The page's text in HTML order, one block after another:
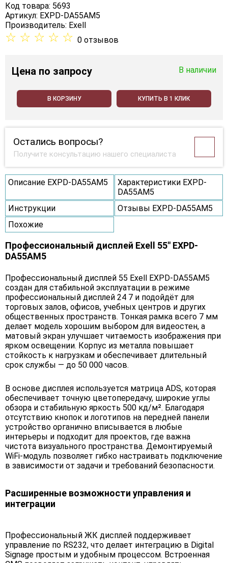
Код товара: 5693
Артикул: EXPD-DA55AM5
Производитель: Exell
☆ ☆ ☆ ☆ ☆ 0 отзывов
Цена по запросу В наличии
В КОРЗИНУ КУПИТЬ В 1 КЛИК
Остались вопросы?
Получите консультацию нашего специалиста
Описание EXPD-DA55AM5
Характеристики EXPD-
DA55AM5
Инструкции
Отзывы EXPD-DA55AM5
Похожие
Профессиональный дисплей Exell 55" EXPD-
DA55AM5
Профессиональный дисплей 55 Exell EXPD-DA55AM5
создан для стабильной эксплуатации в режиме
профессиональный дисплей 24 7 и подойдёт для
торговых залов, офисов, учебных центров и других
общественных пространств. Тонкая рамка всего 7 мм
делает модель хорошим выбором для видеостен, а
матовый экран улучшает читаемость изображения при
ярком освещении. Корпус из металла повышает
стойкость к нагрузкам и обеспечивает длительный
срок службы — до 50 000 часов.
В основе дисплея используется матрица ADS, которая
обеспечивает точную цветопередачу, широкие углы
обзора и стабильную яркость 500 кд/м². Благодаря
отсутствию кнопок и логотипов на передней панели
устройство органично вписывается в любые
интерьеры и подходит для проектов, где важна
чистота визуального пространства. Демонтируемый
WiFi-модуль позволяет гибко настраивать подключение
в зависимости от задачи и требований безопасности.
Расширенные возможности управления и
интеграции
Профессиональный ЖК дисплей поддерживает
управление по RS232, что делает интеграцию в Digital
Signage простым и удобным процессом. Встроенная